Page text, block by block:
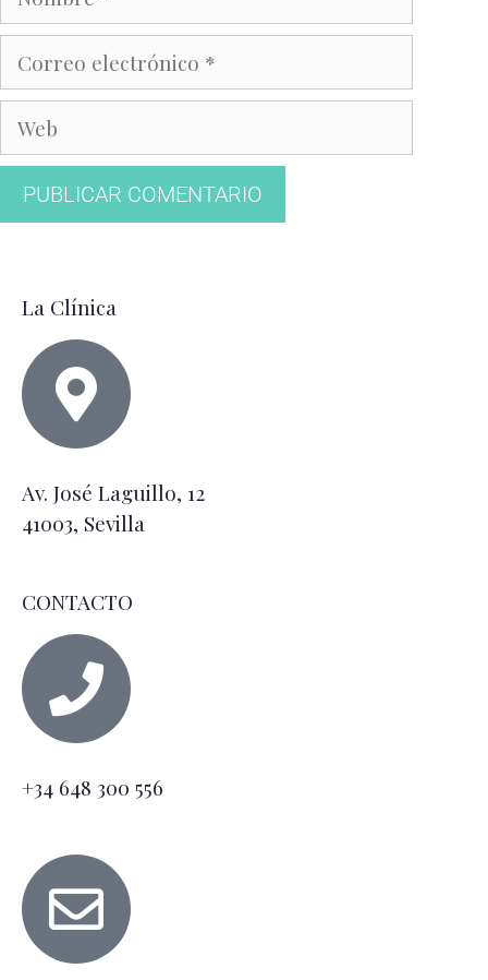
La Clínica
Av. José Laguillo, 12
41003, Sevilla
CONTACTO
+34 648 300 556